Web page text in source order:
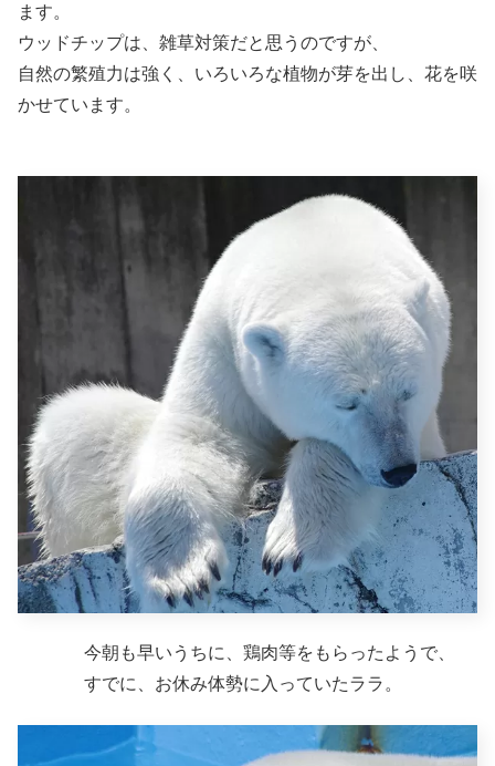
ます。
ウッドチップは、雑草対策だと思うのですが、
自然の繁殖力は強く、いろいろな植物が芽を出し、花を咲
かせています。
今朝も早いうちに、鶏肉等をもらったようで、
すでに、お休み体勢に入っていたララ。